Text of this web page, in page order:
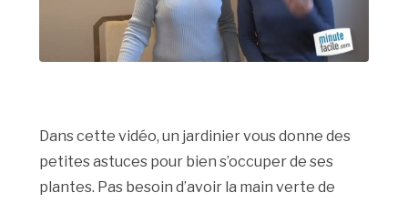
Dans cette vidéo, un jardinier vous donne des
petites astuces pour bien s’occuper de ses
plantes. Pas besoin d’avoir la main verte de